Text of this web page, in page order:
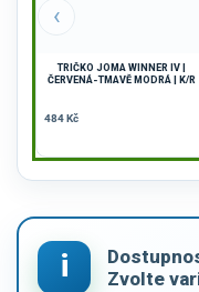
‹
TRIČKO JOMA WINNER IV |
ČERVENÁ-TMAVĚ MODRÁ | K/R
484 Kč